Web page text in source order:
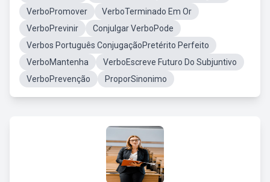
VerboPromover
VerboTerminado Em Or
VerboPrevinir
Conjulgar VerboPode
Verbos Português ConjugaçãoPretérito Perfeito
VerboMantenha
VerboEscreve Futuro Do Subjuntivo
VerboPrevenção
ProporSinonimo